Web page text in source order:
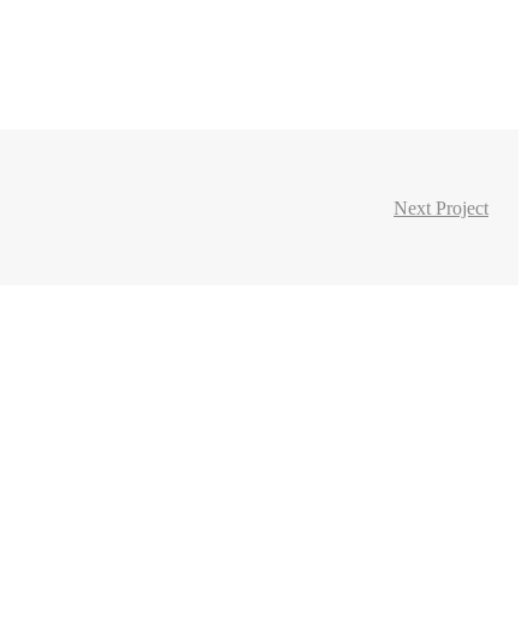
Next Project